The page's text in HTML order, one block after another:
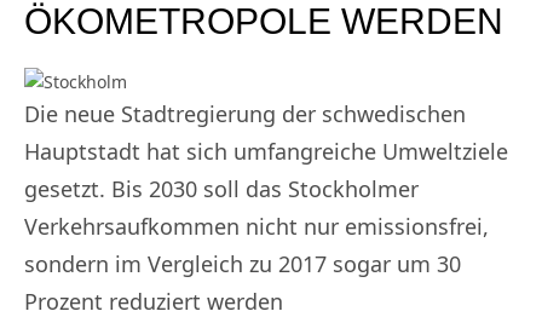
ÖKOMETROPOLE WERDEN
Die neue Stadtregierung der schwedischen
Hauptstadt hat sich umfangreiche Umweltziele
gesetzt. Bis 2030 soll das Stockholmer
Verkehrsaufkommen nicht nur emissionsfrei,
sondern im Vergleich zu 2017 sogar um 30
Prozent reduziert werden